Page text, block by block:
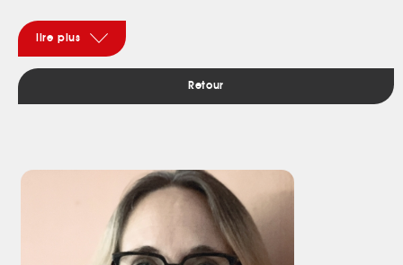
lumière vers les Pyrénées, elle sera le lien entre l’une et l’autre.
Cette dualité se retrouve dans la volumétrie avec deux
monopentes se faisant face. Au centre, le hall d’entrée est ouvert
de tous côtés. Il participe à la fluidité des espaces intérieurs et
extérieurs pour que chaque pièce ait des vues privilégiées.
dans son environnement.
Une équipe de professionnels de talent liée à un client très investi
a permis de créer une ambiance contemporaine et chaleureuse.
La végétation, changeante au gré des saisons, est omniprésente.
Une terrasse au nord à l'ombre du sous-bois invite à méditer. Au
lire plus
Retour